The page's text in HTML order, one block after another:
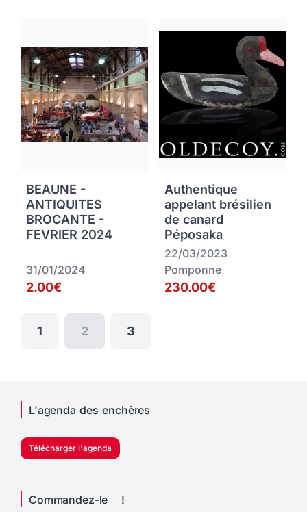
BEAUNE -
ANTIQUITES
BROCANTE -
FEVRIER 2024
31/01/2024
2.00€
Authentique
appelant brésilien
de canard
Péposaka
22/03/2023
Pomponne
230.00€
1 2 3
L'agenda des enchères
Télécharger l'agenda
Commandez-le !